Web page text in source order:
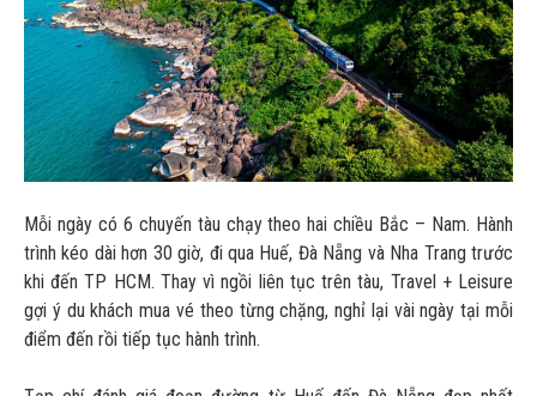
Mỗi ngày có 6 chuyến tàu chạy theo hai chiều Bắc – Nam. Hành
trình kéo dài hơn 30 giờ, đi qua Huế, Đà Nẵng và Nha Trang trước
khi đến TP HCM. Thay vì ngồi liên tục trên tàu, Travel + Leisure
gợi ý du khách mua vé theo từng chặng, nghỉ lại vài ngày tại mỗi
điểm đến rồi tiếp tục hành trình.